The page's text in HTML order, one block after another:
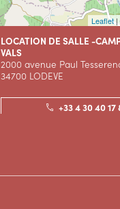
Leaflet|
LOCATION DE SALLE -
VALS
2000 avenue Paul
34700 LODEVE
+33 4 30 40 17